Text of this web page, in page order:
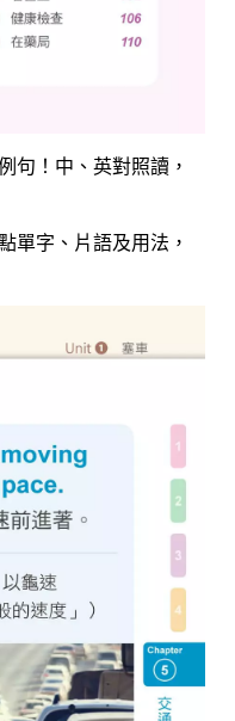
句！中、英對照讀，
單字、片語及用法，